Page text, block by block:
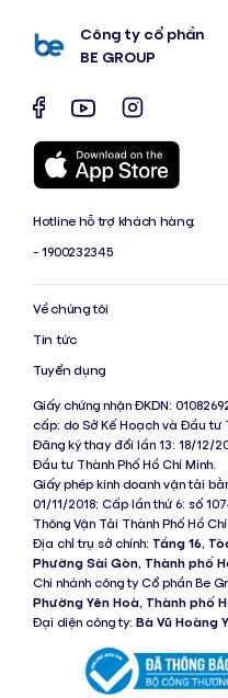
Công ty cổ phần
BE GROUP
Hotline hỗ trợ khách hàng:
- 1900232345
Về chúng tôi
Tin tức
Tuyển dụng
Giấy chứng nhận ĐKDN:
cấp: do Sở Kế Hoạch và Đầu tư
Đăng ký thay đổi lần 13: 18/12/
Đầu tư Thành Phố Hồ Chí Minh.
Giấy phép kinh doanh vận tải
01/11/2018; Cấp lần thứ 6: số
Thông Vận Tải Thành Phố Hồ
Địa chỉ trụ sở chính: Tầng 16,
Phường Sài Gòn, Thành phố
Chi nhánh công ty Cổ phần Be
Phường Yên Hoà, Thành phố
Đại diện công ty: Bà Vũ Hoàng